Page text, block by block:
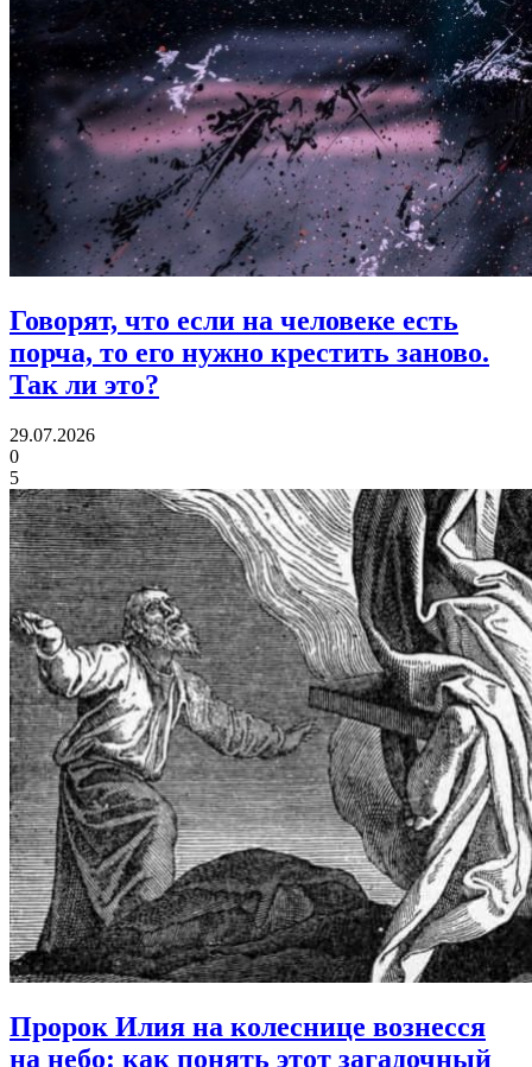
Говорят, что если на человеке есть
порча, то его нужно крестить заново.
Так ли это?
29.07.2026
0
5
Пророк Илия на колеснице вознесся
на небо: как понять этот загадочный